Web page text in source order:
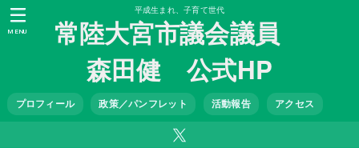
平成生まれ、子育て世代
常陸大宮市議会議員
森田健 公式HP
プロフィール 政策／パンフレット 活動報告 アクセス
MENU